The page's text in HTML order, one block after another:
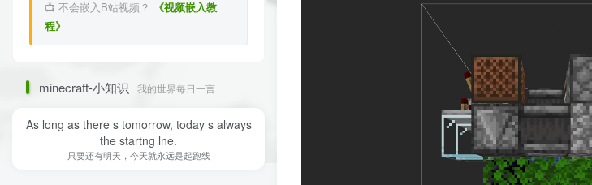
📺 不会嵌入B站视频？
《视频嵌入教
程》
minecraft-小知识 我的世界每日一言
As long as there s tomorrow, today s always
the startng lne.
只要还有明天，今天就永远是起跑线